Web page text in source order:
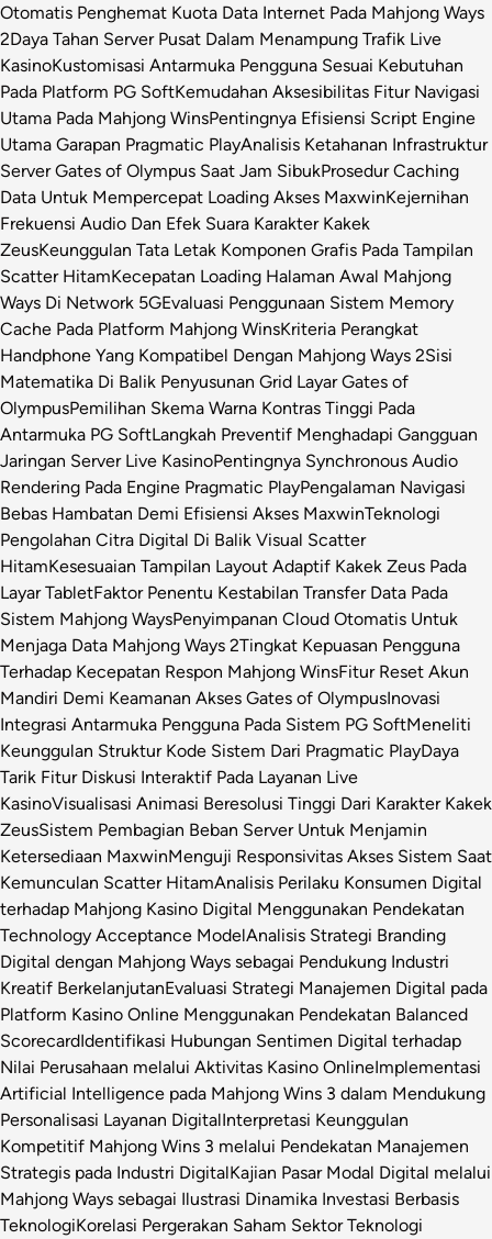
Otomatis Penghemat Kuota Data Internet Pada Mahjong Ways
2Daya Tahan Server Pusat Dalam Menampung Trafik Live
KasinoKustomisasi Antarmuka Pengguna Sesuai Kebutuhan
Pada Platform PG SoftKemudahan Aksesibilitas Fitur Navigasi
Utama Pada Mahjong WinsPentingnya Efisiensi Script Engine
Utama Garapan Pragmatic PlayAnalisis Ketahanan Infrastruktur
Server Gates of Olympus Saat Jam SibukProsedur Caching
Data Untuk Mempercepat Loading Akses MaxwinKejernihan
Frekuensi Audio Dan Efek Suara Karakter Kakek
ZeusKeunggulan Tata Letak Komponen Grafis Pada Tampilan
Scatter HitamKecepatan Loading Halaman Awal Mahjong
Ways Di Network 5GEvaluasi Penggunaan Sistem Memory
Cache Pada Platform Mahjong WinsKriteria Perangkat
Handphone Yang Kompatibel Dengan Mahjong Ways 2Sisi
Matematika Di Balik Penyusunan Grid Layar Gates of
OlympusPemilihan Skema Warna Kontras Tinggi Pada
Antarmuka PG SoftLangkah Preventif Menghadapi Gangguan
Jaringan Server Live KasinoPentingnya Synchronous Audio
Rendering Pada Engine Pragmatic PlayPengalaman Navigasi
Bebas Hambatan Demi Efisiensi Akses MaxwinTeknologi
Pengolahan Citra Digital Di Balik Visual Scatter
HitamKesesuaian Tampilan Layout Adaptif Kakek Zeus Pada
Layar TabletFaktor Penentu Kestabilan Transfer Data Pada
Sistem Mahjong WaysPenyimpanan Cloud Otomatis Untuk
Menjaga Data Mahjong Ways 2Tingkat Kepuasan Pengguna
Terhadap Kecepatan Respon Mahjong WinsFitur Reset Akun
Mandiri Demi Keamanan Akses Gates of OlympusInovasi
Integrasi Antarmuka Pengguna Pada Sistem PG SoftMeneliti
Keunggulan Struktur Kode Sistem Dari Pragmatic PlayDaya
Tarik Fitur Diskusi Interaktif Pada Layanan Live
KasinoVisualisasi Animasi Beresolusi Tinggi Dari Karakter Kakek
ZeusSistem Pembagian Beban Server Untuk Menjamin
Ketersediaan MaxwinMenguji Responsivitas Akses Sistem Saat
Kemunculan Scatter HitamAnalisis Perilaku Konsumen Digital
terhadap Mahjong Kasino Digital Menggunakan Pendekatan
Technology Acceptance ModelAnalisis Strategi Branding
Digital dengan Mahjong Ways sebagai Pendukung Industri
Kreatif BerkelanjutanEvaluasi Strategi Manajemen Digital pada
Platform Kasino Online Menggunakan Pendekatan Balanced
ScorecardIdentifikasi Hubungan Sentimen Digital terhadap
Nilai Perusahaan melalui Aktivitas Kasino OnlineImplementasi
Artificial Intelligence pada Mahjong Wins 3 dalam Mendukung
Personalisasi Layanan DigitalInterpretasi Keunggulan
Kompetitif Mahjong Wins 3 melalui Pendekatan Manajemen
Strategis pada Industri DigitalKajian Pasar Modal Digital melalui
Mahjong Ways sebagai Ilustrasi Dinamika Investasi Berbasis
TeknologiKorelasi Pergerakan Saham Sektor Teknologi